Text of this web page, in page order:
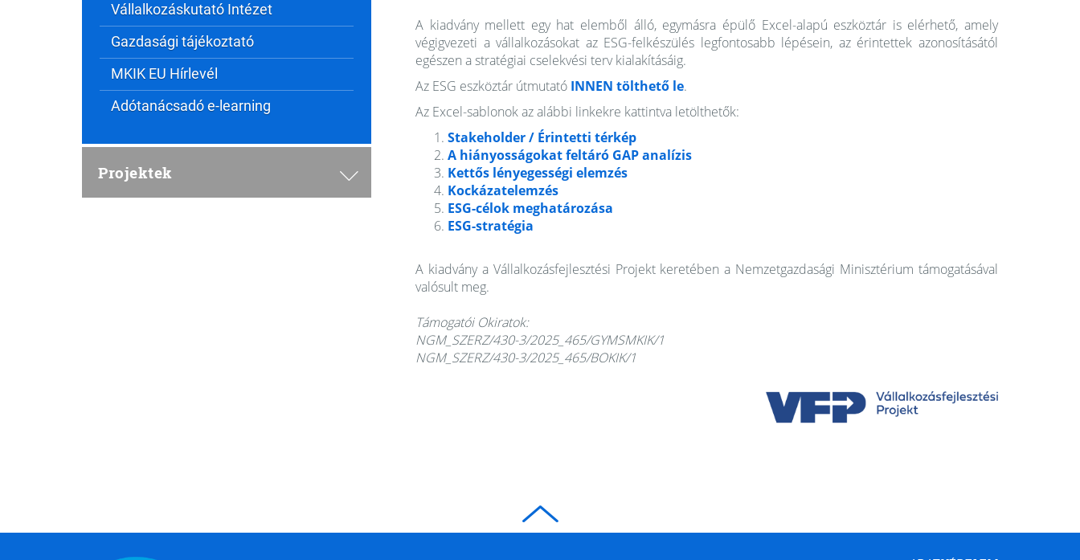
Vállalkozáskutató Intézet
Gazdasági tájékoztató
MKIK EU Hírlevél
Adótanácsadó e-learning
Projektek
A kiadvány mellett egy hat elemből álló, egymásra épülő Excel-alapú eszköztár is elérhető, amely
végigvezeti a vállalkozásokat az ESG-felkészülés legfontosabb lépésein, az érintettek azonosításától
egészen a stratégiai cselekvési terv kialakításáig.
Az ESG eszköztár útmutató INNEN tölthető le.
Az Excel-sablonok az alábbi linkekre kattintva letölthetők:
Stakeholder / Érintetti térkép
A hiányosságokat feltáró GAP analízis
Kettős lényegességi elemzés
Kockázatelemzés
ESG-célok meghatározása
ESG-stratégia
A kiadvány a Vállalkozásfejlesztési Projekt keretében a Nemzetgazdasági Minisztérium támogatásával
valósult meg.
Támogatói Okiratok:
NGM_SZERZ/430-3/2025_465/GYMSMKIK/1
NGM_SZERZ/430-3/2025_465/BOKIK/1